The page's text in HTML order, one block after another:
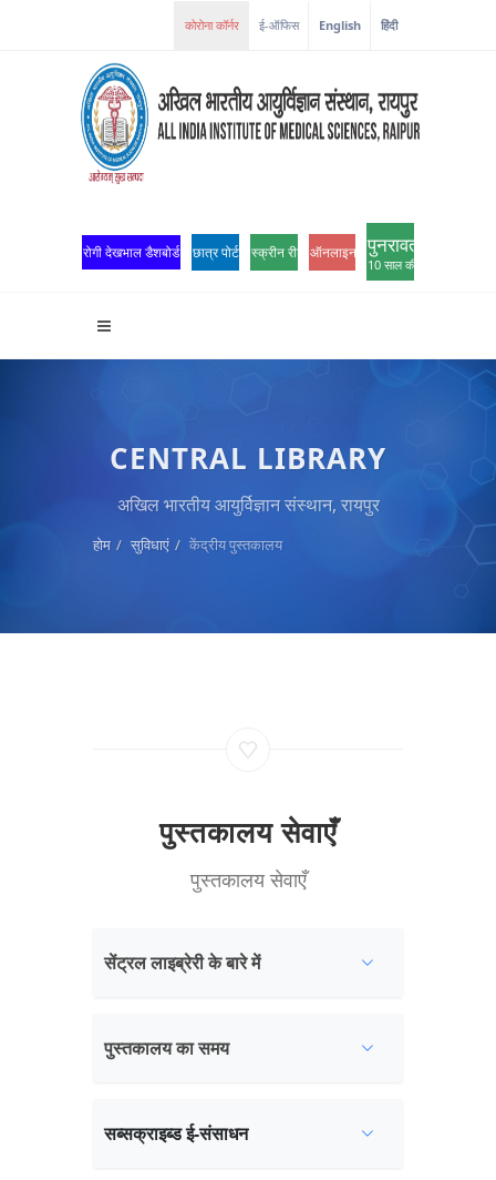
ई-ऑफिस English हिंदी
रोगी देखभाल डैशबोर्ड छात्र पोर्टल स्क्रीन रीडर एक्सेसऑनलाइन ओपीडी पंजीकरण
पुनरावर्तन
10 साल की उत्कृष्टता
CENTRAL LIBRARY
अखिल भारतीय आयुर्विज्ञान संस्थान, रायपुर
होम सुविधाएं केंद्रीय पुस्तकालय
पुस्तकालय सेवाएँ
पुस्तकालय सेवाएँ
सेंट्रल लाइब्रेरी के बारे में
पुस्तकालय का समय
सब्सक्राइब्ड ई-संसाधन